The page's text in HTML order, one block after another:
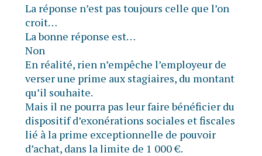
La réponse n’est pas toujours celle que l’on
croit…
La bonne réponse est…
Non
En réalité, rien n’empêche l’employeur de
verser une prime aux stagiaires, du montant
qu’il souhaite.
Mais il ne pourra pas leur faire bénéficier du
dispositif d’exonérations sociales et fiscales
lié à la prime exceptionnelle de pouvoir
d’achat, dans la limite de 1 000 €.